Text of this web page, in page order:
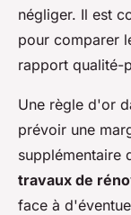
négliger. Il est
pour comparer
rapport qualité-
Une règle d'or
prévoir une
supplémentaire
travaux de
face à